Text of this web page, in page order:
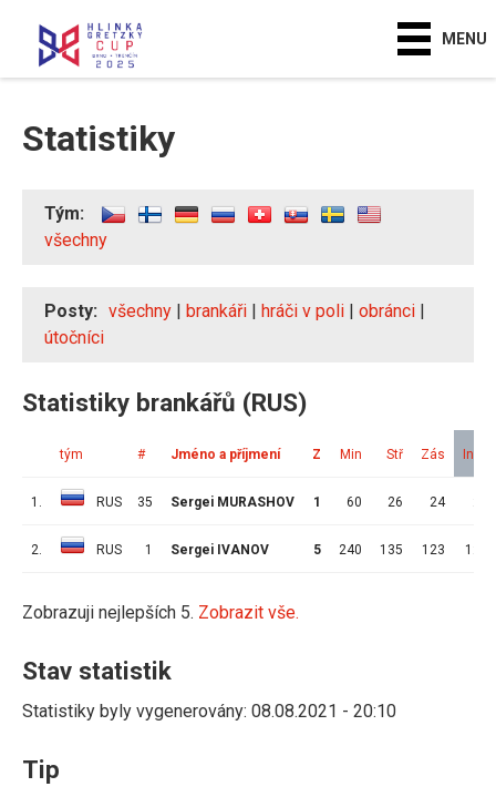
MENU
Statistiky
Tým:
všechny
Posty: všechny | brankáři | hráči v poli | obránci |
útočníci
Statistiky brankářů (RUS)
tým # Jméno a příjmení Z Min Stř Zás Ink
1. RUS 35 Sergei MURASHOV 1 60 26 24 2
2. RUS 1 Sergei IVANOV 5 240 135 123 12
Zobrazuji nejlepších 5. Zobrazit vše.
Stav statistik
Statistiky byly vygenerovány: 08.08.2021 - 20:10
Tip